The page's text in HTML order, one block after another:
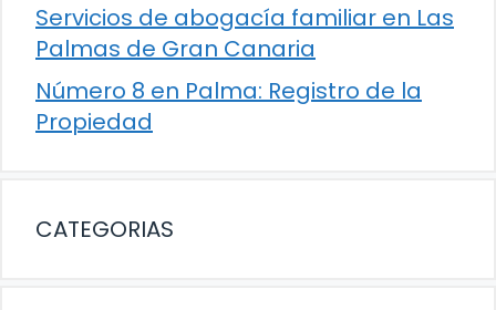
Servicios de abogacía familiar en Las
Palmas de Gran Canaria
Número 8 en Palma: Registro de la
Propiedad
CATEGORIAS